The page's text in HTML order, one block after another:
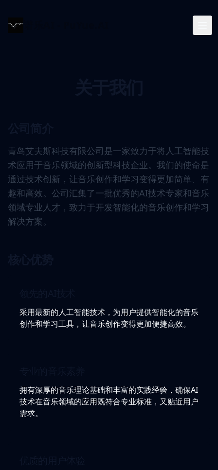
青岛艾夫斯科技有限公司是一家致力于将人工智能技
术应用于音乐领域的创新型科技企业。我们的使命是
通过技术创新，让音乐创作和学习变得更加简单、有
趣和高效。公司汇集了一批优秀的AI技术专家和音乐
领域专业人才，致力于开发智能化的音乐创作和学习
解决方案。
采用最新的人工智能技术，为用户提供智能化的音乐
创作和学习工具，让音乐创作变得更加便捷高效。
拥有深厚的音乐理论基础和丰富的实践经验，确保AI
技术在音乐领域的应用既符合专业标准，又贴近用户
需求。